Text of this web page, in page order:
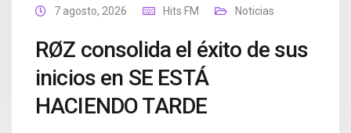
7 agosto, 2026 Hits FM Noticias
RØZ consolida el éxito de sus
inicios en SE ESTÁ
HACIENDO TARDE